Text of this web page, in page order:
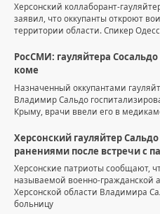
Херсонский коллаборант-
заявил, что оккупанты откроют
территории области. Спикер
РосСМИ: гауляйтера
коме
Назначенный оккупантами
Владимир Сальдо
Крыму, врачи ввели его в
Херсонский гауляйтер
ранениями после встречи с
Херсонские патриоты сообщают,
называемой военно-гражданской
Херсонской области Владимира
больницу